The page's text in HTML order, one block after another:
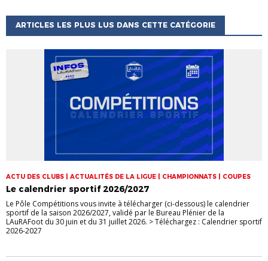
ARTICLES LES PLUS LUS DANS CETTE CATÉGORIE
ACTU DES CLUBS | ACTUALITÉS DE LA LIGUE | CHAMPIONNATS | COUPES
Le calendrier sportif 2026/2027
Le Pôle Compétitions vous invite à télécharger (ci-dessous) le calendrier
sportif de la saison 2026/2027, validé par le Bureau Plénier de la
LAuRAFoot du 30 juin et du 31 juillet 2026. > Téléchargez : Calendrier sportif
2026-2027